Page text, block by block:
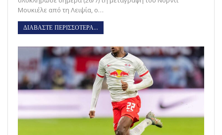
Μουκιέλε από τη Λειψία, ο…
ΔΙΑΒΑΣΤΕ ΠΕΡΙΣΣΟΤΕΡΑ...